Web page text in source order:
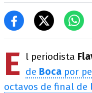
E l periodista
de Boca por
octavos de final de